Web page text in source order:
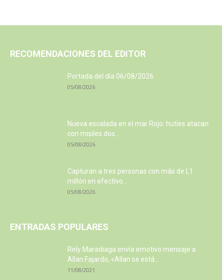
RECOMENDACIONES DEL EDITOR
Portada del día 06/08/2026
05/08/2026
Nueva escalada en el mar Rojo: hutíes atacan
con misiles dos...
05/08/2026
Capturan a tres personas con más de L1
millón en efectivo...
05/08/2026
ENTRADAS POPULARES
Rely Maradiaga envía emotivo mensaje a
Allan Fajardo, «Allan se está...
11/08/2021